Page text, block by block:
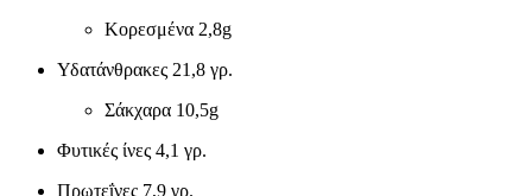
Κορεσμένα 2,8g
Υδατάνθρακες 21,8 γρ.
Σάκχαρα 10,5g
Φυτικές ίνες 4,1 γρ.
Πρωτεΐνες 7,9 γρ.